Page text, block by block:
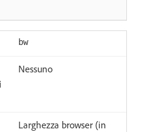
bw
Nessuno
Larghezza browser (in